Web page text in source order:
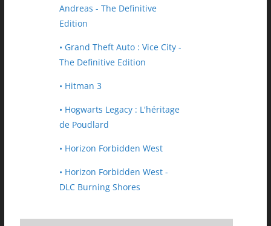
Andreas - The Definitive
Edition
• Grand Theft Auto : Vice City -
The Definitive Edition
• Hitman 3
• Hogwarts Legacy : L'héritage
de Poudlard
• Horizon Forbidden West
• Horizon Forbidden West -
DLC Burning Shores